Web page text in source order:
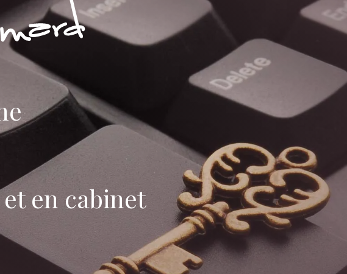
en cabinet